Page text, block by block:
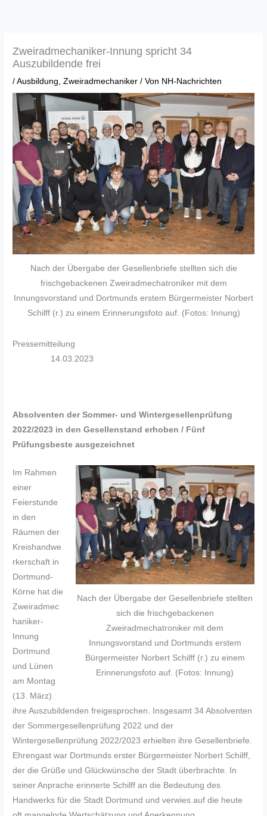
Zweiradmechaniker-Innung spricht 34
Auszubildende frei
/Ausbildung,Zweiradmechaniker / Von NH-Nachrichten
Nach der Übergabe der Gesellenbriefe stellten sich die
frischgebackenen Zweiradmechatroniker mit dem
Innungsvorstand und Dortmunds erstem Bürgermeister Norbert
Schilff (r.) zu einem Erinnerungsfoto auf. (Fotos: Innung)
Pressemitteilung
14.03.2023
Absolventen der Sommer- und Wintergesellenprüfung
2022/2023 in den Gesellenstand erhoben / Fünf
Prüfungsbeste ausgezeichnet
Nach der Übergabe der Gesellenbriefe stellten
sich die frischgebackenen
Zweiradmechatroniker mit dem
Innungsvorstand und Dortmunds erstem
Bürgermeister Norbert Schilff (r.) zu einem
Erinnerungsfoto auf. (Fotos: Innung)
Im Rahmen
einer
Feierstunde
in den
Räumen der
Kreishandwe
rkerschaft in
Dortmund-
Körne hat die
Zweiradmec
haniker-
Innung
Dortmund
und Lünen
am Montag
(13. März)
ihre Auszubildenden freigesprochen. Insgesamt 34 Absolventen
der Sommergesellenprüfung 2022 und der
Wintergesellenprüfung 2022/2023 erhielten ihre Gesellenbriefe.
Ehrengast war Dortmunds erster Bürgermeister Norbert Schilff,
der die Grüße und Glückwünsche der Stadt überbrachte. In
seiner Anprache erinnerte Schilff an die Bedeutung des
Handwerks für die Stadt Dortmund und verwies auf die heute